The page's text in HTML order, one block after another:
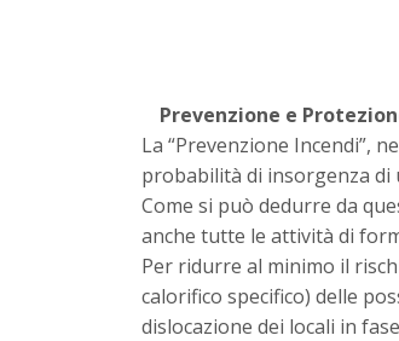
Prevenzione e
La “Prevenzione Incendi”,
probabilità di insorgenza di
Come si può dedurre da
anche tutte le attività di
Per ridurre al minimo il
calorifico specifico) delle
dislocazione dei locali in